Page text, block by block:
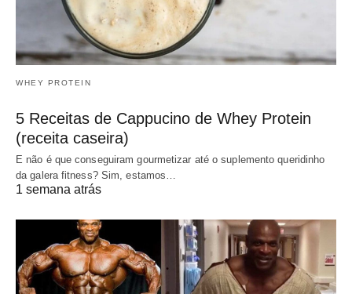
WHEY PROTEIN
5 Receitas de Cappucino de Whey Protein
(receita caseira)
E não é que conseguiram gourmetizar até o suplemento queridinho
da galera fitness? Sim, estamos…
1 semana atrás